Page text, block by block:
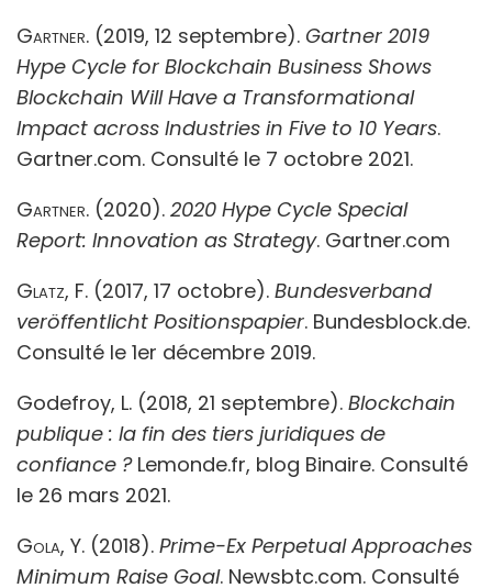
Gartner. (2019, 12 septembre). Gartner 2019
Hype Cycle for Blockchain Business Shows
Blockchain Will Have a Transformational
Impact across Industries in Five to 10 Years.
Gartner.com. Consulté le 7 octobre 2021.
Gartner. (2020). 2020 Hype Cycle Special
Report: Innovation as Strategy. Gartner.com
Glatz, F. (2017, 17 octobre). Bundesverband
veröffentlicht Positionspapier. Bundesblock.de.
Consulté le 1er décembre 2019.
Godefroy, L. (2018, 21 septembre). Blockchain
publique : la fin des tiers juridiques de
confiance ? Lemonde.fr, blog Binaire. Consulté
le 26 mars 2021.
Gola, Y. (2018). Prime-Ex Perpetual Approaches
Minimum Raise Goal. Newsbtc.com. Consulté